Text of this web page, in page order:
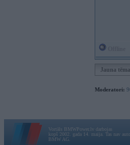
Jauna tēma
Moderatori:
Vortāls BMWPower.lv darbojas
kopš 2002. gada 14. maija. Tas nav
BMW AG.